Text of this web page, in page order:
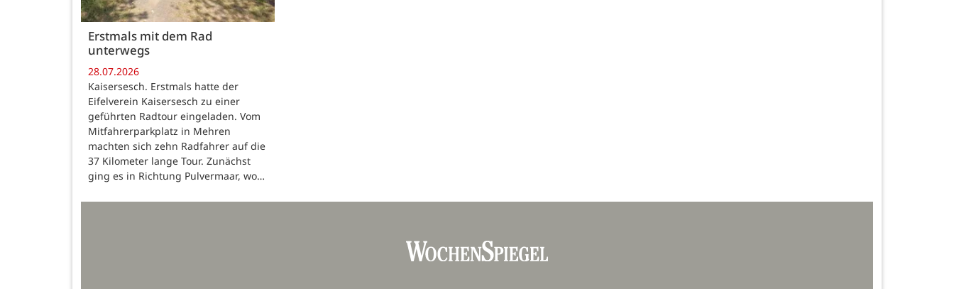
Erstmals mit dem Rad
unterwegs
28.07.2026
Kaisersesch. Erstmals hatte der
Eifelverein Kaisersesch zu einer
geführten Radtour eingeladen. Vom
Mitfahrerparkplatz in Mehren
machten sich zehn Radfahrer auf die
37 Kilometer lange Tour. Zunächst
ging es in Richtung Pulvermaar, wo…